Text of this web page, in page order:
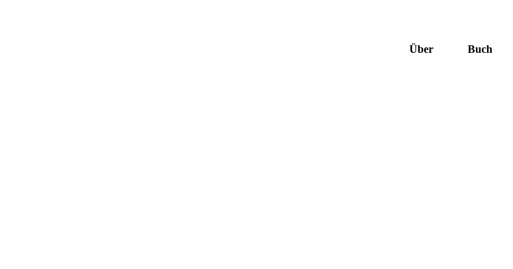
Über Buch